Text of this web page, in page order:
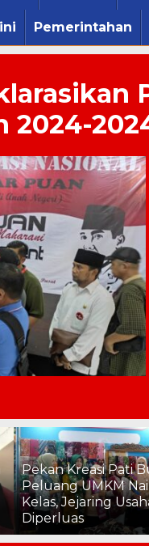
Pemerintahan
2024-
Semarak HUT ke-
Lapas Pati Gelar
Olahraga, Warga
Antusias Ikuti
Lomba